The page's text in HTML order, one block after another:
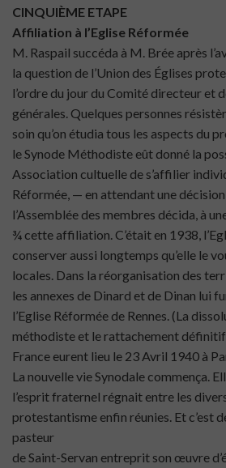
CINQUIÈME ETAPE
Affiliation à l’Eglise Réformée
M. Raspail succéda à M. Brée après
la question de l’Union des Églises
l’ordre du jour du Comité directeur et
générales. Quelques personnes
soin qu’on étudia tous les aspects du
le Synode Méthodiste eût donné la
Association cultuelle de s’affilier
Réformée, — en attendant une
l’Assemblée des membres décida, à
¾ cette affiliation. C’était en 1938,
conserver aussi longtemps qu’elle le
locales. Dans la réorganisation des
les annexes de Dinard et de Dinan lui
l’Eglise Réformée de Rennes. (La
méthodiste et le rattachement définitif
France eurent lieu le 23 Avril 1940 à
La nouvelle vie Synodale commença.
l’esprit fraternel régnait entre les
protestantisme enfin réunies. Et c’est
pasteur
de Saint-Servan entreprit son œuvre